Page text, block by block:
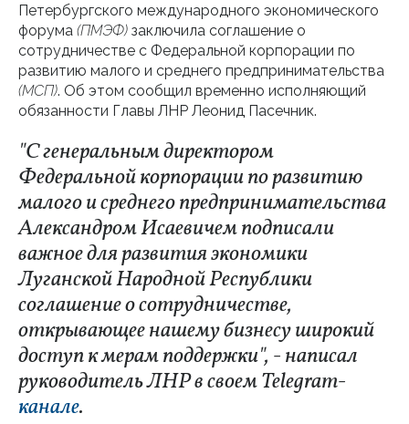
Петербургского международного экономического
форума (ПМЭФ) заключила соглашение о
сотрудничестве с Федеральной корпорации по
развитию малого и среднего предпринимательства
(МСП). Об этом сообщил временно исполняющий
обязанности Главы ЛНР Леонид Пасечник.
"С генеральным директором
Федеральной корпорации по развитию
малого и среднего предпринимательства
Александром Исаевичем подписали
важное для развития экономики
Луганской Народной Республики
соглашение о сотрудничестве,
открывающее нашему бизнесу широкий
доступ к мерам поддержки", - написал
руководитель ЛНР в своем Telegram-
канале.